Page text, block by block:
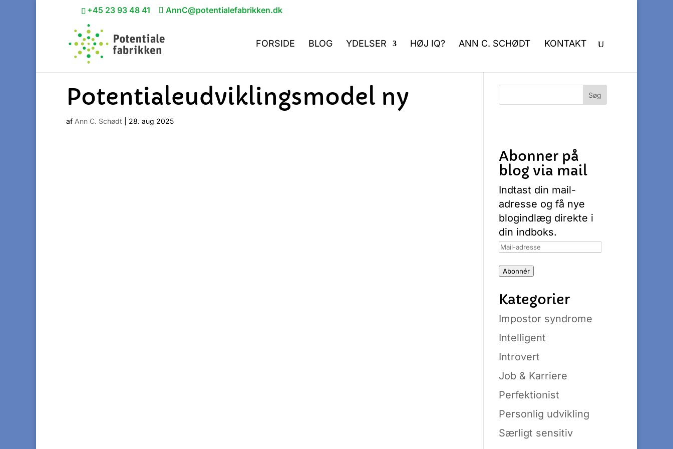
+45 23 93 48 41 AnnC@potentialefabrikken.dk
FORSIDE BLOG YDELSER HØJ IQ? ANN C. SCHØDT KONTAKT
Potentialeudviklingsmodel ny
af Ann C. Schødt 28. aug 2025
Abonner på
blog via mail
Indtast din mail-
adresse og få nye
blogindlæg direkte i
din indboks.
Mail-
Abonnér
Kategorier
Impostor syndrome
Intelligent
Introvert
Job & Karriere
Perfektionist
Personlig udvikling
Særligt sensitiv